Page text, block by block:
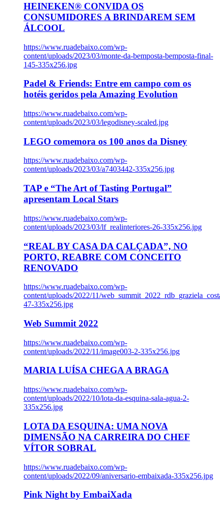
HEINEKEN® CONVIDA OS
CONSUMIDORES A BRINDAREM SEM
ÁLCOOL
https://www.ruadebaixo.com/wp-
content/uploads/2023/03/monte-da-bemposta-bemposta-final-
145-335x256.jpg
Padel & Friends: Entre em campo com os
hotéis geridos pela Amazing Evolution
https://www.ruadebaixo.com/wp-
content/uploads/2023/03/legodisney-scaled.jpg
LEGO comemora os 100 anos da Disney
https://www.ruadebaixo.com/wp-
content/uploads/2023/03/a7403442-335x256.jpg
TAP e “The Art of Tasting Portugal”
apresentam Local Stars
https://www.ruadebaixo.com/wp-
content/uploads/2023/03/lf_realinteriores-26-335x256.jpg
“REAL BY CASA DA CALÇADA”, NO
PORTO, REABRE COM CONCEITO
RENOVADO
https://www.ruadebaixo.com/wp-
content/uploads/2022/11/
47-335x256.jpg
Web Summit 2022
https://www.ruadebaixo.com/wp-
content/uploads/2022/11/image003-2-335x256.jpg
MARIA LUÍSA CHEGA A BRAGA
https://www.ruadebaixo.com/wp-
content/uploads/2022/10/lota-da-esquina-sala-agua-2-
335x256.jpg
LOTA DA ESQUINA: UMA NOVA
DIMENSÃO NA CARREIRA DO CHEF
VÍTOR SOBRAL
https://www.ruadebaixo.com/wp-
content/uploads/2022/09/aniversario-embaixada-335x256.jpg
Pink Night by EmbaiXada